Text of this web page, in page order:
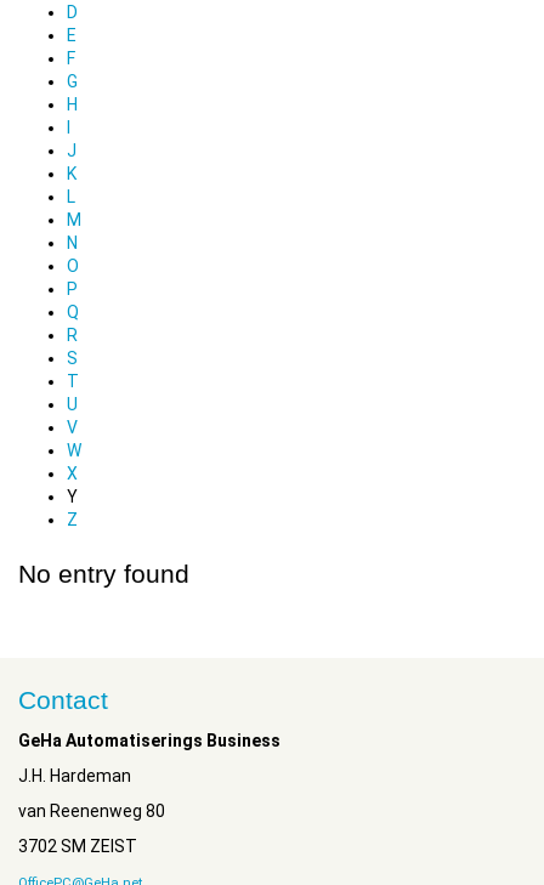
D
E
F
G
H
J
K
L
M
N
O
P
Q
R
S
T
U
V
W
X
Y
Z
No entry found
Contact
GeHa Automatiserings Business
J.H. Hardeman
van Reenenweg 80
3702 SM ZEIST